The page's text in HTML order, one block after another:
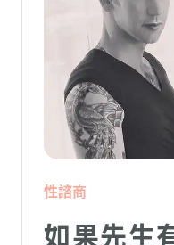
性諮商
如果先生